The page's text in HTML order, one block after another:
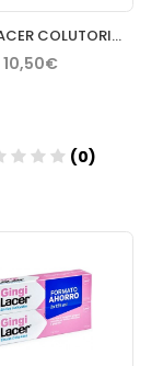
GINGILACER COLUTORIO 500 ML
10,50€
(0)